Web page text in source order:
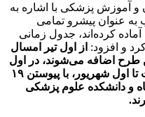
و آموزش پزشکی با اشاره به
به عنوان پیشرو تمامی
کرده‌اند، جدول زمانی
و افزود: از اول تیر امسال
طرح اضافه می‌شوند، در اول
مرداد نیز ۲۰ دانشگاه دیگر و در نهایت تا اول شهریور، با پیوستن ۱۹
تمامی ۶۴ دانشگاه و دانشکده علوم پزشکی